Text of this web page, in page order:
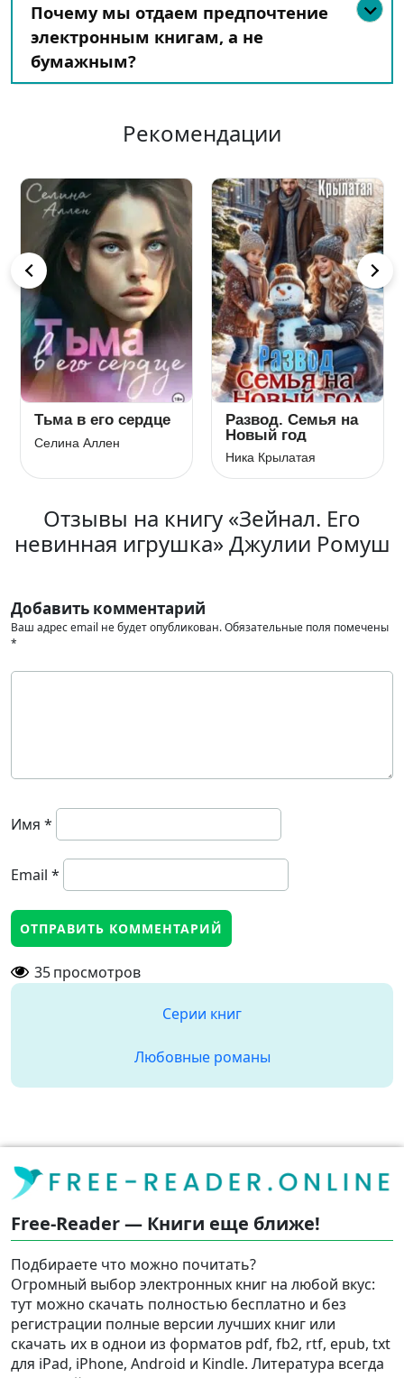
Почему мы отдаем предпочтение
электронным книгам, а не
бумажным?
Рекомендации
Тьма в его сердце
Селина Аллен
Развод. Семья на
Новый год
Ника Крылатая
Отзывы на книгу «Зейнал. Его
невинная игрушка» Джулии Ромуш
Добавить комментарий
Ваш адрес email не будет опубликован.Обязательные поля помечены
*
Имя *
Email *
35просмотров
Серии книг
Любовные романы
Free-Reader — Книги еще ближе!
Подбираете что можно почитать?
Огромный выбор электронных книг на любой вкус:
тут можно скачать полностью бесплатно и без
регистрации полные версии лучших книг или
скачать их в однои из форматов pdf, fb2, rtf, epub, txt
для iPad, iPhone, Android и Kindle. Литература всегда